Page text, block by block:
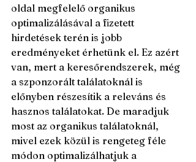
oldal megfelelő organikus
optimalizálásával a fizetett
hirdetések terén is jobb
eredményeket érhetünk el. Ez azért
van, mert a keresőrendszerek, még
a szponzorált találatoknál is
előnyben részesítik a releváns és
hasznos találatokat. De maradjuk
most az organikus találatoknál,
mivel ezek közül is rengeteg féle
módon optimalizálhatjuk a